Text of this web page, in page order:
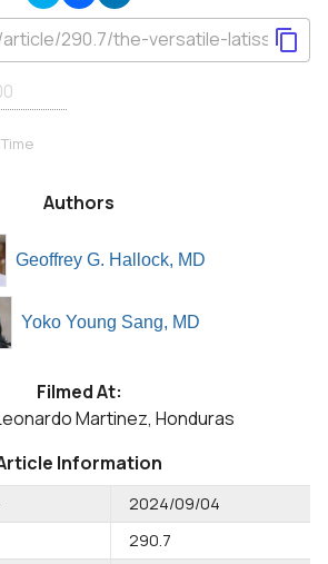
Authors
Geoffrey G. Hallock, MD
Yoko Young Sang, MD
Filmed At:
Martinez, Honduras
Information
2024/09/04
290.7